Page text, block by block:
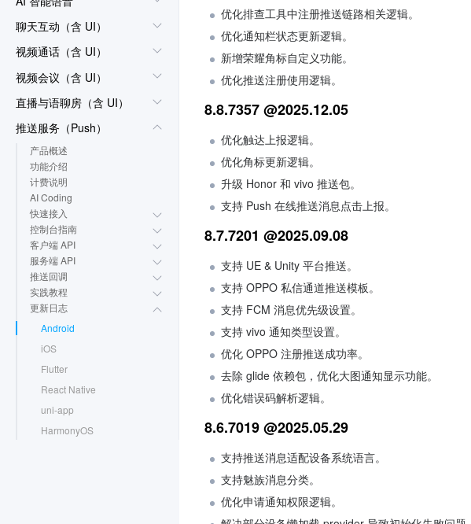
聊天互动（含 UI）
视频通话（含 UI）
视频会议（含 UI）
直播与语聊房（含 UI）
推送服务（Push）
产品概述
功能介绍
计费说明
AI Coding
快速接入
控制台指南
客户端 API
服务端 API
推送回调
实践教程
更新日志
Android
iOS
Flutter
React Native
uni-app
HarmonyOS
优化排查工具中注册推送链路相关逻辑。
优化通知栏状态更新逻辑。
新增荣耀角标自定义功能。
优化推送注册使用逻辑。
8.8.7357 @2025.12.05
优化触达上报逻辑。
优化角标更新逻辑。
升级 Honor 和 vivo 推送包。
支持 Push 在线推送消息点击上报。
8.7.7201 @2025.09.08
支持 UE & Unity 平台推送。
支持 OPPO 私信通道推送模板。
支持 FCM 消息优先级设置。
支持 vivo 通知类型设置。
优化 OPPO 注册推送成功率。
去除 glide 依赖包，优化大图通知显示功能。
优化错误码解析逻辑。
8.6.7019 @2025.05.29
支持推送消息适配设备系统语言。
支持魅族消息分类。
优化申请通知权限逻辑。